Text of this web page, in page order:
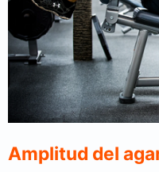
Amplitud del